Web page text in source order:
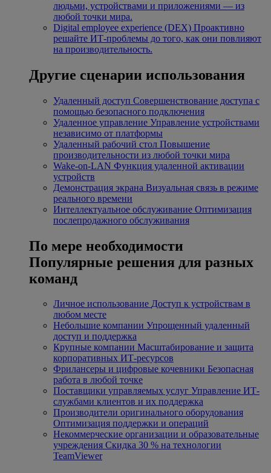
людьми, устройствами и приложениями — из
любой точки мира.
Digital employee experience (DEX) Проактивно
решайте ИТ-проблемы до того, как они повлияют
на производительность.
Другие сценарии использования
Удаленный доступ Совершенствование доступа с
помощью безопасного подключения
Удаленное управление Управление устройствами
независимо от платформы
Удаленный рабочий стол Повышение
производительности из любой точки мира
Wake-on-LAN Функция удаленной активации
устройств
Демонстрация экрана Визуальная связь в режиме
реального времени
Интеллектуальное обслуживание Оптимизация
послепродажного обслуживания
По мере необходимости
Популярные решения для разных
команд
Личное использование Доступ к устройствам в
любом месте
Небольшие компании Упрощенный удаленный
доступ и поддержка
Крупные компании Масштабирование и защита
корпоративных ИТ-ресурсов
Фрилансеры и цифровые кочевники Безопасная
работа в любой точке
Поставщики управляемых услуг Управление ИТ-
службами клиентов и их поддержка
Производители оригинального оборудования
Оптимизация поддержки и операций
Некоммерческие организации и образовательные
учреждения Скидка 30 % на технологии
TeamViewer